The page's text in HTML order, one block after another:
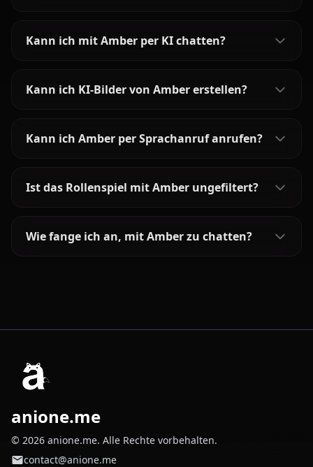
Kann ich mit Amber per KI chatten?
Kann ich KI-Bilder von Amber erstellen?
Kann ich Amber per Sprachanruf anrufen?
Ist das Rollenspiel mit Amber ungefiltert?
Wie fange ich an, mit Amber zu chatten?
anione.me
© 2026 anione.me. Alle Rechte vorbehalten.
contact@anione.me